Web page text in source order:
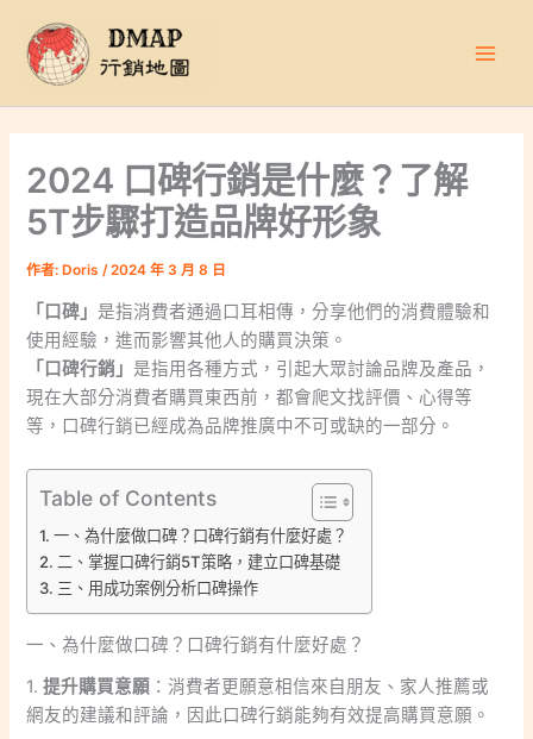
2024 口碑行銷是什麼？了解
5T步驟打造品牌好形象
作者: Doris/2024 年 3 月 8 日
「口碑」 是指消費者通過口耳相傳，分享他們的消費體驗和
使用經驗，進而影響其他人的購買決策。
「口碑行銷」 是指用各種方式，引起大眾討論品牌及產品，
現在大部分消費者購買東西前，都會爬文找評價、心得等
等，口碑行銷已經成為品牌推廣中不可或缺的一部分。
Table of Contents
一、為什麼做口碑？口碑行銷有什麼好處？
二、掌握口碑行銷5T策略，建立口碑基礎
三、用成功案例分析口碑操作
一、為什麼做口碑？口碑行銷有什麼好處？
1.提升購買意願 ：消費者更願意相信來自朋友、家人推薦或
網友的建議和評論，因此口碑行銷能夠有效提高購買意願。